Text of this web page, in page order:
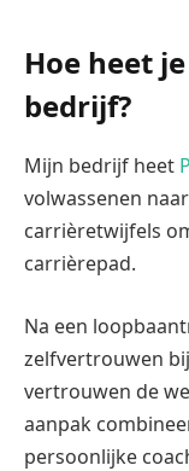
Hoe heet
bedrijf?
Mijn bedrijf heet
volwassenen
carrièretwijfels
carrièrepad.
Na een
zelfvertrouwen
vertrouwen de
aanpak
persoonlijke